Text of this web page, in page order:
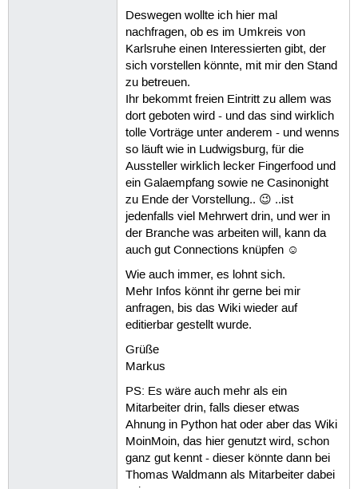
Deswegen wollte ich hier mal
nachfragen, ob es im Umkreis von
Karlsruhe einen Interessierten gibt, der
sich vorstellen könnte, mit mir den Stand
zu betreuen.
Ihr bekommt freien Eintritt zu allem was
dort geboten wird - und das sind wirklich
tolle Vorträge unter anderem - und wenns
so läuft wie in Ludwigsburg, für die
Aussteller wirklich lecker Fingerfood und
ein Galaempfang sowie ne Casinonight
zu Ende der Vorstellung.. 😉 ..ist
jedenfalls viel Mehrwert drin, und wer in
der Branche was arbeiten will, kann da
auch gut Connections knüpfen ☺
Wie auch immer, es lohnt sich.
Mehr Infos könnt ihr gerne bei mir
anfragen, bis das Wiki wieder auf
editierbar gestellt wurde.
Grüße
Markus
PS: Es wäre auch mehr als ein
Mitarbeiter drin, falls dieser etwas
Ahnung in Python hat oder aber das Wiki
MoinMoin, das hier genutzt wird, schon
ganz gut kennt - dieser könnte dann bei
Thomas Waldmann als Mitarbeiter dabei